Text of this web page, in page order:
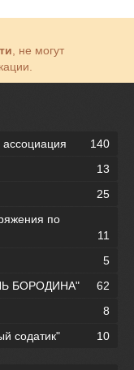
, не могут
140
13
25
по
11
5
БОРОДИНА"
62
8
содатик"
10